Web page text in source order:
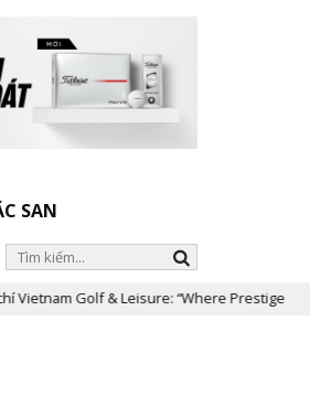
SAN
Golf & Leisure: “Where Prestige Meets